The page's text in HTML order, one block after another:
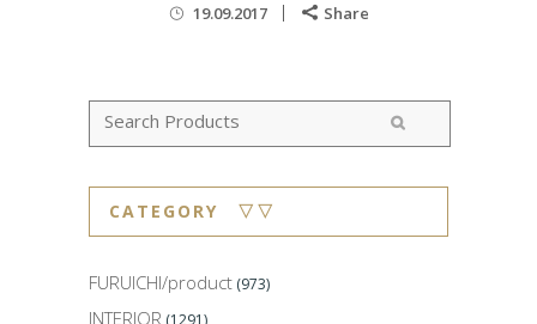
19.09.2017 Share
CATEGORY ▽▽
FURUICHI/product (973)
INTERIOR (1291)